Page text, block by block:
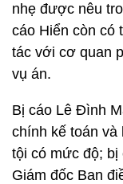
nhẹ được nêu
cáo Hiển còn có
tác với cơ quan
vụ án.
Bị cáo Lê Đình
chính kế toán và
tội có mức độ;
Giám đốc Ban